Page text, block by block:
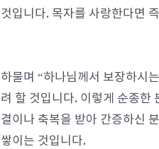
것입니다. 목자를 사랑한다면
하물며 “하나님께서 보장하시
려 할 것입니다. 이렇게 순종한
결이나 축복을 받아 간증하신
쌓이는 것입니다.